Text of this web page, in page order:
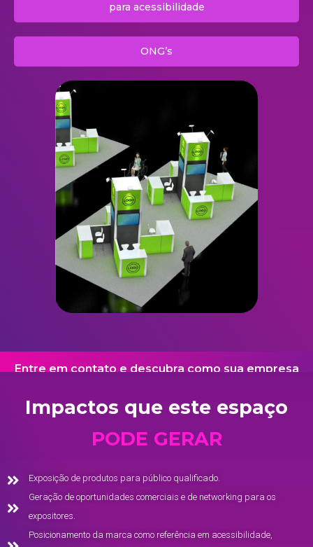
para acessibilidade
ONG’s
Entre em contato e descubra como sua empresa
de grande impacto!
Vantagens para
Impactos que este espaço
PODE GERAR
Exposição de produtos para público qualificado.
Geração de oportunidades comerciais e de networking para os
expositores.
Posicionamento da marca como referência em acessibilidade,